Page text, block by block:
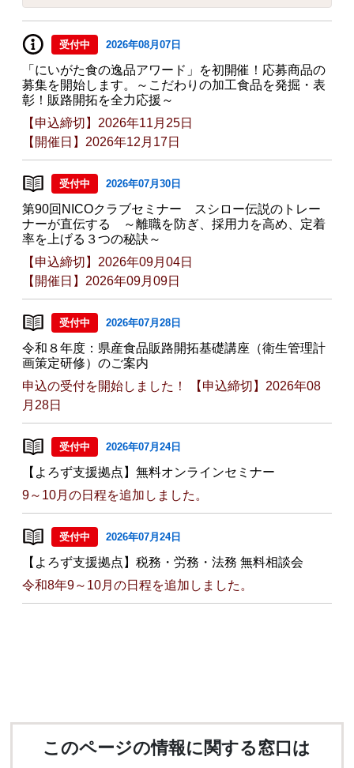
受付中 2026年08月07日
「にいがた食の逸品アワード」を初開催！応募商品の
募集を開始します。～こだわりの加工食品を発掘・表
彰！販路開拓を全力応援～
【申込締切】2026年11月25日
【開催日】2026年12月17日
受付中 2026年07月30日
第90回NICOクラブセミナー スシロー伝説のトレー
ナーが直伝する ～離職を防ぎ、採用力を高め、定着
率を上げる３つの秘訣～
【申込締切】2026年09月04日
【開催日】2026年09月09日
受付中 2026年07月28日
令和８年度：県産食品販路開拓基礎講座（衛生管理計
画策定研修）のご案内
申込の受付を開始しました！ 【申込締切】2026年08
月28日
受付中 2026年07月24日
【よろず支援拠点】無料オンラインセミナー
9～10月の日程を追加しました。
受付中 2026年07月24日
【よろず支援拠点】税務・労務・法務 無料相談会
令和8年9～10月の日程を追加しました。
このページの情報に関する窓口は